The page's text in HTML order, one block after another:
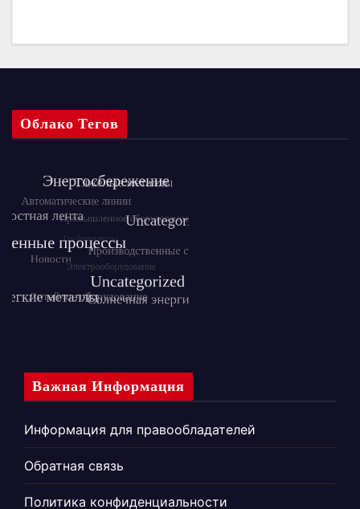
Облако Тегов
Важная Информация
Информация для правообладателей
Обратная связь
Политика конфиденциальности